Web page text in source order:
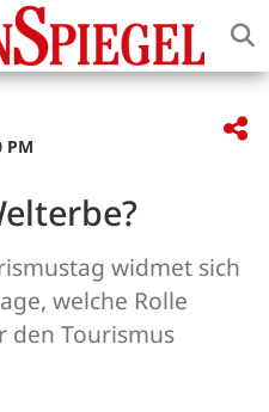
PM
widmet sich
welche Rolle
den Tourismus